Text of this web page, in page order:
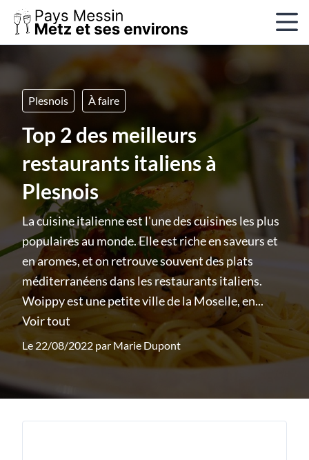
Plesnois À faire
Top 2 des meilleurs
restaurants italiens à
Plesnois
La cuisine italienne est l'une des cuisines les plus
populaires au monde. Elle est riche en saveurs et
en aromes, et on retrouve souvent des plats
méditerranéens dans les restaurants italiens.
Woippy est une petite ville de la Moselle, en...
Voir tout
Le 22/08/2022 parMarie Dupont